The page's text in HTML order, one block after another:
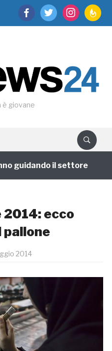
facebooktwitter instagram
è giovane
guidando il settore
2014: ecco
pallone
2014